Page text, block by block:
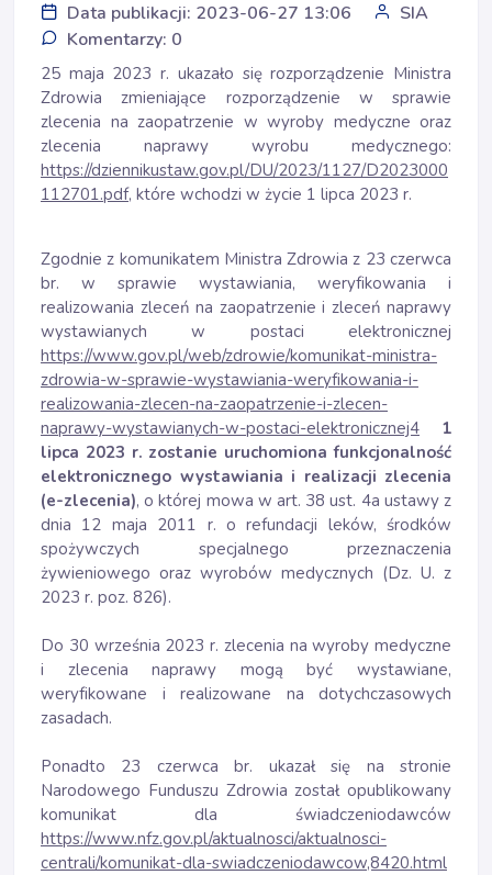
Data publikacji: 2023-06-27 13:06
SIA
Komentarzy: 0
25 maja 2023 r. ukazało się rozporządzenie Ministra
Zdrowia zmieniające rozporządzenie w sprawie
zlecenia na zaopatrzenie w wyroby medyczne oraz
zlecenia naprawy wyrobu medycznego:
https://dziennikustaw.gov.pl/DU/2023/1127/D2023000
112701.pdf, które wchodzi w życie 1 lipca 2023 r.
Zgodnie z komunikatem Ministra Zdrowia z 23 czerwca
br. w sprawie wystawiania, weryfikowania i
realizowania zleceń na zaopatrzenie i zleceń naprawy
wystawianych w postaci elektronicznej
https://www.gov.pl/web/zdrowie/komunikat-ministra-
zdrowia-w-sprawie-wystawiania-weryfikowania-i-
realizowania-zlecen-na-zaopatrzenie-i-zlecen-
naprawy-wystawianych-w-postaci-elektronicznej4
1
lipca 2023 r. zostanie uruchomiona funkcjonalność
elektronicznego wystawiania i realizacji zlecenia
(e-zlecenia), o której mowa w art. 38 ust. 4a ustawy z
dnia 12 maja 2011 r. o refundacji leków, środków
spożywczych specjalnego przeznaczenia
żywieniowego oraz wyrobów medycznych (Dz. U. z
2023 r. poz. 826).
Do 30 września 2023 r. zlecenia na wyroby medyczne
i zlecenia naprawy mogą być wystawiane,
weryfikowane i realizowane na dotychczasowych
zasadach.
Ponadto 23 czerwca br. ukazał się na stronie
Narodowego Funduszu Zdrowia został opublikowany
komunikat dla świadczeniodawców
https://www.nfz.gov.pl/aktualnosci/aktualnosci-
centrali/komunikat-dla-swiadczeniodawcow,8420.html